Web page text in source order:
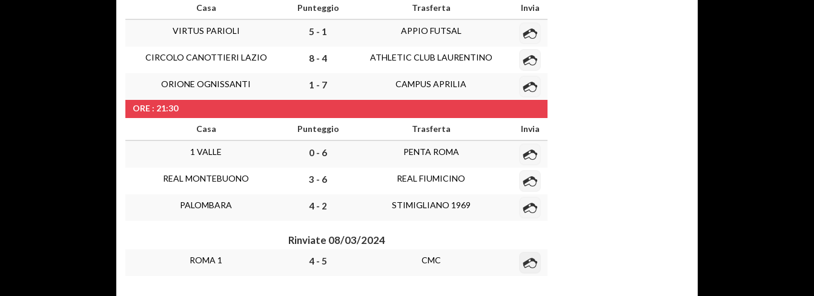
Casa
Punteggio Trasferta Invia
VIRTUS PARIOLI 5 - 1 APPIO FUTSAL
CIRCOLO CANOTTIERI LAZIO 8 - 4 ATHLETIC CLUB LAURENTINO
ORIONE OGNISSANTI 1 - 7 CAMPUS APRILIA
ORE : 21:30
Casa
Punteggio Trasferta Invia
1 VALLE 0 - 6 PENTA ROMA
REAL MONTEBUONO 3 - 6 REAL FIUMICINO
PALOMBARA 4 - 2 STIMIGLIANO 1969
Rinviate 08/03/2024
ROMA 1 4 - 5 CMC